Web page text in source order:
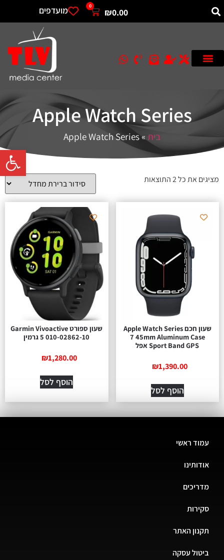
פתח
₪0.00
0 מועדפים
Apple Watch Series
בית»
Apple Watch Series
מציגים את כל ⁦2⁩ התוצאות
שעון חכם Apple Watch Series
7 45mm Aluminum Case
Sport Band GPS אפל
₪1,390.00
הוסף לסל
‏שעון ספורט Garmin Vivoactive
5 010-02862-10 גרמין
₪1,280.00
הוסף לסל
עמוד ראשי
אודותינו
מדריכים
סקירות
תקנון האתר
ביטול עסקה